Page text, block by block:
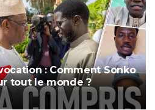
: Comment Sonko
tout le monde ?